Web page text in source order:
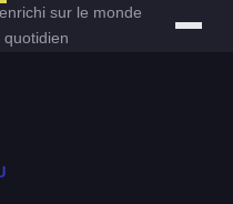
sur le monde
quotidien